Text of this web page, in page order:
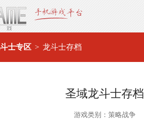
士专区 龙斗士存档
圣域龙斗士存档
游戏类别：策略战争